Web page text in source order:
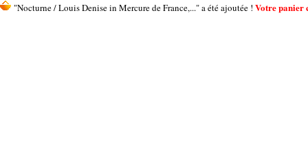
"Nocturne / Louis Denise in Mercure de France,..." a été ajoutée ! Votre panier